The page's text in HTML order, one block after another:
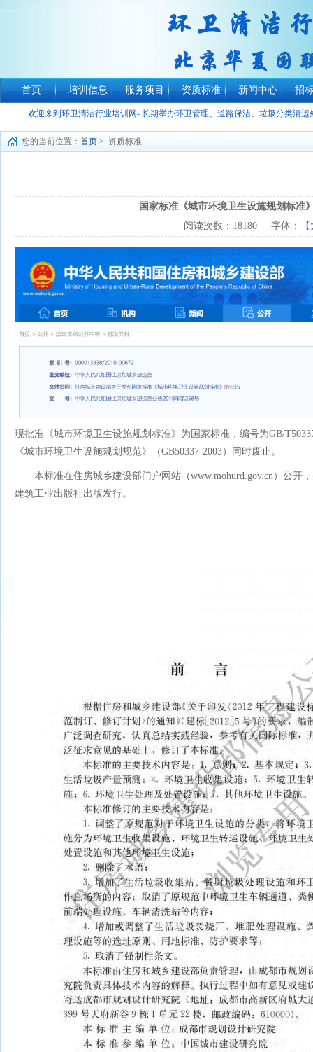
首页 培训信息 服务项目 资质标准 新闻中心 招
欢迎来到环卫清洁行业培训网- 长期举办环卫管理、道路保洁、垃圾分类清
您的当前位置： 首页 > 资质标准
国家标准《城市环境卫生设施规划标准
阅读次数： 18180字体：【
现批准《城市环境卫生设施规划标准》为国家标准，编号为GB/
《城市环境卫生设施规划规范》（GB50337-2003）同时废止。
本标准在住房城乡建设部门户网站（www.mohurd.gov.cn）公开
建筑工业出版社出版发行。